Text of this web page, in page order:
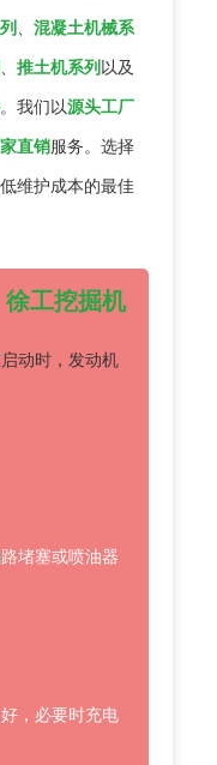
、 混凝土机械系
、 推土机系列以及
。我们以源头工厂
直销服务。选择
维护成本的最佳
徐工挖掘机
动时，发动机
堵塞或喷油器
，必要时充电